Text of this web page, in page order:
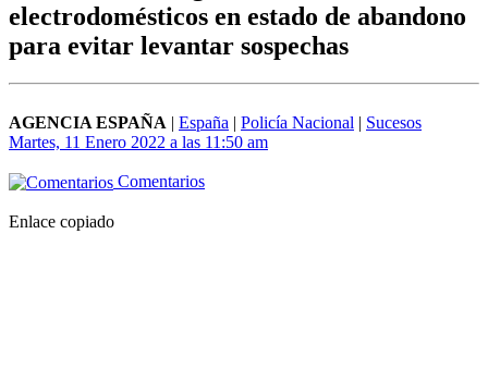
electrodomésticos en estado de abandono
para evitar levantar sospechas
AGENCIA ESPAÑA | España | Policía Nacional | Sucesos
Martes, 11 Enero 2022 a las 11:50 am
Comentarios
Enlace copiado